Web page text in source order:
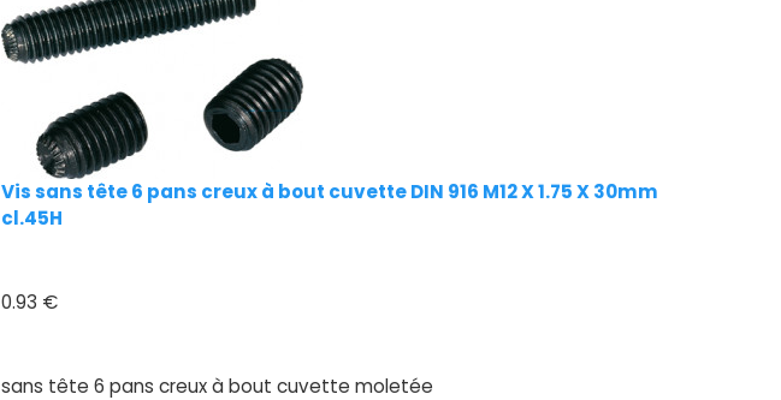
Vis sans tête 6 pans creux à bout cuvette DIN 916 M12 X 1.75 X 30mm
cl.45H
0.93 €
sans tête 6 pans creux à bout cuvette moletée